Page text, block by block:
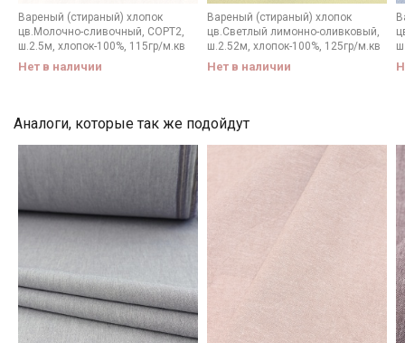
Вареный (стираный) хлопок
цв.Молочно-сливочный, СОРТ2,
ш.2.5м, хлопок-100%, 115гр/м.кв
Нет в наличии
Вареный (стираный) хлопок
цв.Светлый лимонно-оливковый,
ш.2.52м, хлопок-100%, 125гр/м.кв
Нет в наличии
Аналоги, которые так же подойдут
Секретная рассылка от Купава
Мы публикуем здесь дополнительные
Электронная почта
Подписаться
Ознакомлен(а) сПолитикой обработки персональных
данныхи даюСогласие на обработку персональных
данных